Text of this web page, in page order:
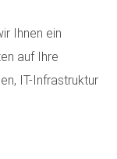
Ihnen ein
auf Ihre
IT-Infrastruktur